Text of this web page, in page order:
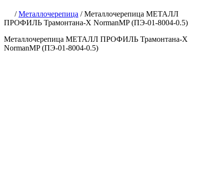
/Металлочерепица /Металлочерепица МЕТАЛЛ
ПРОФИЛЬ Трамонтана-X NormanMP (ПЭ-01-8004-0.5)
Металлочерепица МЕТАЛЛ ПРОФИЛЬ Трамонтана-X
NormanMP (ПЭ-01-8004-0.5)